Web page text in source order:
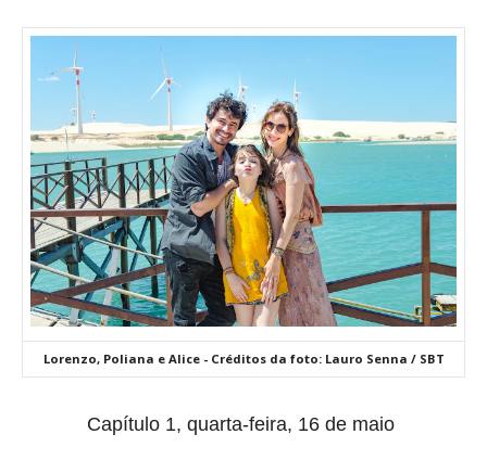
Lorenzo, Poliana e Alice - Créditos da foto: Lauro Senna / SBT
Capítulo 1, quarta-feira, 16 de maio